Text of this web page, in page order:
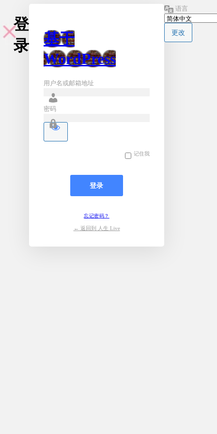
登
录
基于
WordPress
用户名或邮箱地址
密码
记住我
忘记密码？
← 返回到 人生 Live
语言